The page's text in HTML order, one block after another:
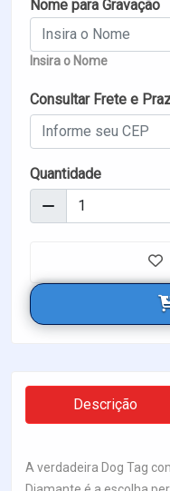
Nome para Gravação
Insira o Nome
Consultar Frete e
Quantidade
Descrição
A verdadeira Dog Tag